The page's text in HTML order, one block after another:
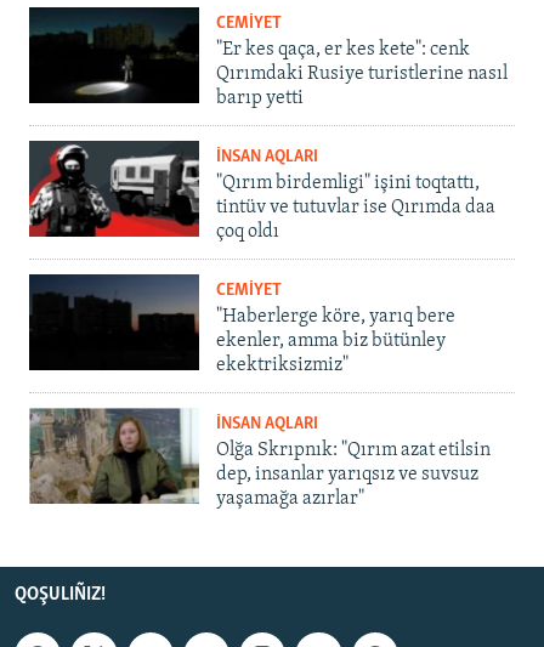
CEMİYET
"Er kes qaça, er kes kete": cenk
Qırımdaki Rusiye turistlerine nasıl
barıp yetti
İNSAN AQLARI
"Qırım birdemligi" işini toqtattı,
tintüv ve tutuvlar ise Qırımda daa
çoq oldı
CEMİYET
"Haberlerge köre, yarıq bere
ekenler, amma biz bütünley
ekektriksizmiz"
İNSAN AQLARI
Olğa Skrıpnık: "Qırım azat etilsin
dep, insanlar yarıqsız ve suvsuz
yaşamağa azırlar"
QOŞULIÑIZ!